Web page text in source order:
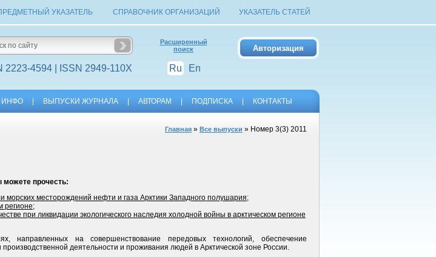
УКАЗАТЕЛЬ СПРАВОЧНИК ОРГАНИЗАЦИЙ УКАЗАТЕЛЬ СТАТЕЙ
2223-4594 | ISSN 2949-110X
Расширенный
поиск
Ru En
ИНФО ВЫПУСКИ ЖУРНАЛА АВТОРАМ ПОДПИСКА КОНТАКТЫ
Главная » Все выпуски » Номер 3(3) 2011
прочесть:
морских месторождений нефти и газа Арктики Западного полушария;
регионе;
при ликвидации экологического наследия холодной войны в арктическом регионе
направленных на совершенствование передовых технологий, обеспечение
производственной деятельности и проживания людей в Арктической зоне России.